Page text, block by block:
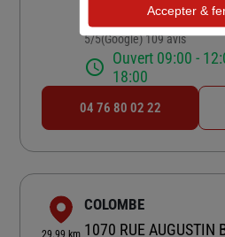
38520 LE BOURG D
5/5Note de 5 sur 5
(Google) 109 avis
Ouvert 09:00 -
18:00
04 76 80 02 22
29.99 km
COLOMBE
1070 RUE AUGUSTIN
Accepter &